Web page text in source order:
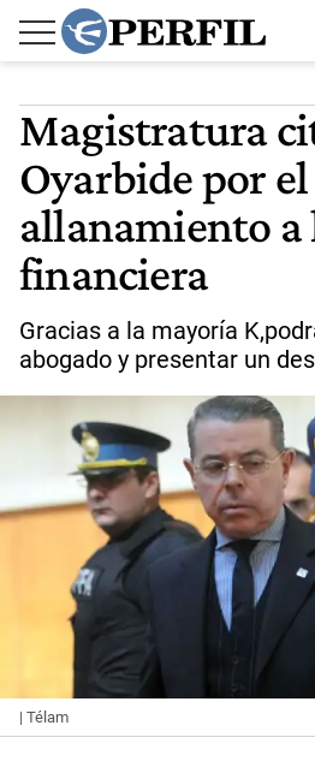
Magistratura
Oyarbide por el
allanamiento a
financiera
Gracias a la mayoría
abogado y presentar un
| Télam